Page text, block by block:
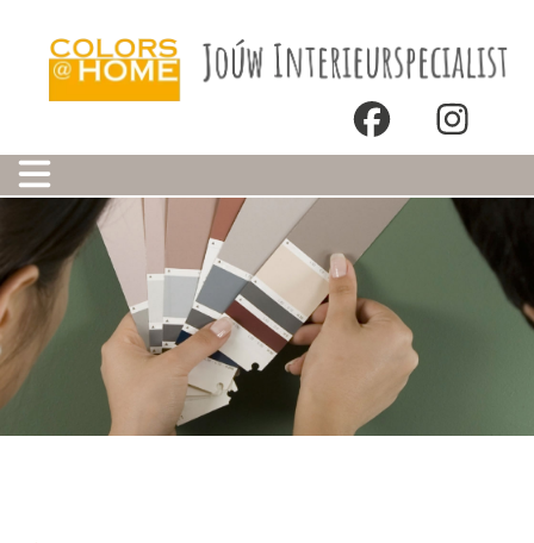
Onze winkels